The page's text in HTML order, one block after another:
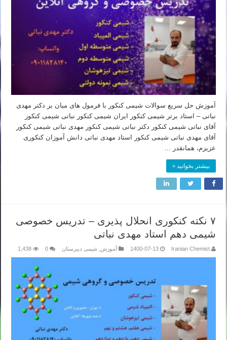
آموزش حل سریع سوالات شیمی کنکور با فرمول های میان بر دکتر مهدی
نباتی – استاد برتر شیمی کنکور ایران شیمی کنکور نباتی شیمی کنکور
آقای نباتی شیمی کنکور دکتر نباتی شیمی کنکور مهدی نباتی شیمی کنکور
آقای مهدی نباتی شیمی کنکور استاد مهدی نباتی دانش آموزان کنکوری
عزیزم، همانقدر …
بیشتر بخوانید »
۷ نکته کنکوری انحلال پذیری – تدریس خصوصی
شیمی دهم استاد مهدی نباتی
Iranian Chemist
1400-07-13 آموزش شیمی دبیرستان 0
1,438